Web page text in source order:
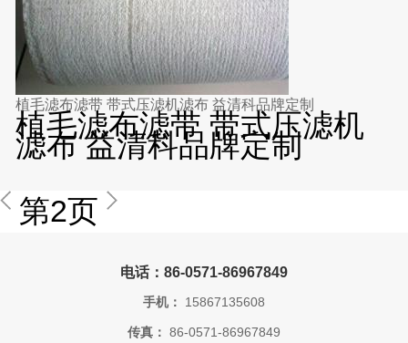
植毛滤布滤带 带式压滤机滤布 益清科品牌定制
植毛滤布滤带 带式压滤机
滤布 益清科品牌定制
第2页
电话：86-0571-86967849
手机： 15867135608
传真： 86-0571-86967849